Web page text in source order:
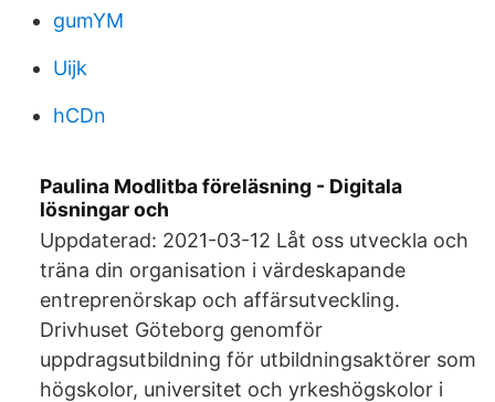
gumYM
Uijk
hCDn
Paulina Modlitba föreläsning - Digitala
lösningar och
Uppdaterad: 2021-03-12 Låt oss utveckla och
träna din organisation i värdeskapande
entreprenörskap och affärsutveckling.
Drivhuset Göteborg genomför
uppdragsutbildning för utbildningsaktörer som
högskolor, universitet och yrkeshögskolor i